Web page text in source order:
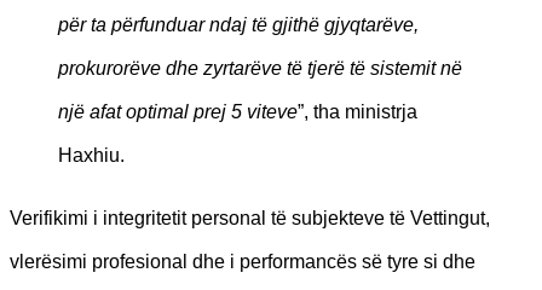
për ta përfunduar ndaj të gjithë gjyqtarëve,
prokurorëve dhe zyrtarëve të tjerë të sistemit në
një afat optimal prej 5 viteve”, tha ministrja
Haxhiu.
Verifikimi i integritetit personal të subjekteve të Vettingut,
vlerësimi profesional dhe i performancës së tyre si dhe